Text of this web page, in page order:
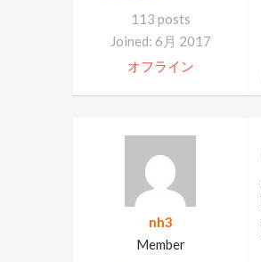
113 posts
Joined: 6月 2017
オフライン
nh3
Member